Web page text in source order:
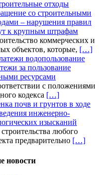
со строительными
– нарушения правил
к крупным штрафам
коммерческих и
объектов, которые, […]
за пользование
ресурсами
с положениями
кодекса […]
почв и грунтов в ходе
инженерно-
изысканий
любого
предварительно […]
новости